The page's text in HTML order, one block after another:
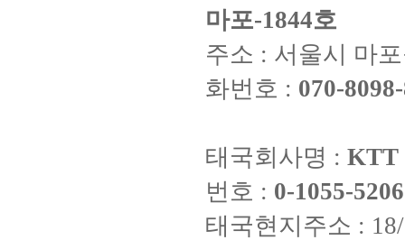
마포-1844호
주소 : 서울시 마
화번호 : 070-
태국회사명 : KTT
번호 : 0-1055-
태국현지주소 :